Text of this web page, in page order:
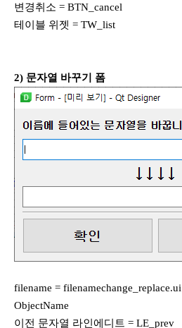
변경취소 = BTN_cancel
테이블 위젯 = TW_list
2) 문자열 바꾸기 폼
filename = filenamechange_replace.ui
ObjectName
이전 문자열 라인에디트 = LE_prev